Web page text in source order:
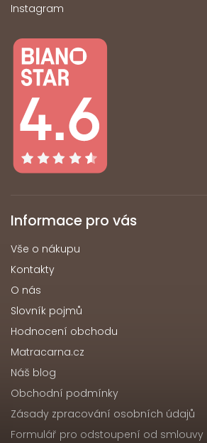
Instagram
Informace pro vás
Vše o nákupu
Kontakty
O nás
Slovník pojmů
Hodnocení obchodu
Matracarna.cz
Náš blog
Obchodní podmínky
Zásady zpracování osobních údajů
Formulář pro odstoupení od smlouvy